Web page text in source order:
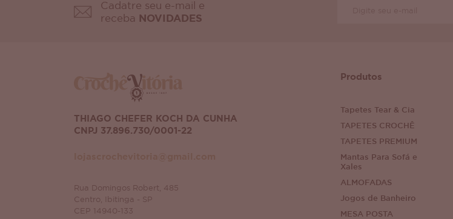
Cadatre seu e-mail e
receba
NOVIDADES
THIAGO CHEFER KOCH DA CUNHA
CNPJ 37.896.730/0001-22
Rua Domingos Robert, 485
Centro, Ibitinga - SP
CEP 14940-133
Produtos
Tapetes Tear & Cia
TAPETES CROCHÊ
TAPETES PREMIUM
Mantas Para Sofá e
Xales
ALMOFADAS
Jogos de Banheiro
MESA POSTA